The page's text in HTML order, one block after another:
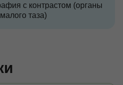
с контрастом (органы
таза)